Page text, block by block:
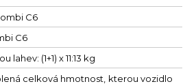
C6
C6
lahev: (1+1) x 11:13 kg
celková hmotnost, kterou vozidlo